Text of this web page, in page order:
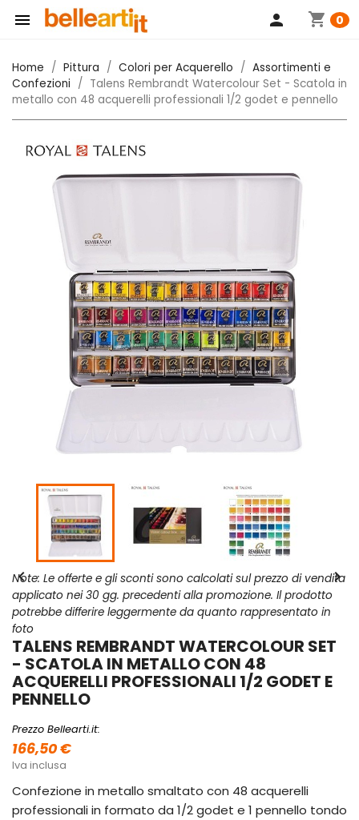
 shopping_cart 0
person
Home Pittura Colori per Acquerello
Assortimenti e
Confezioni
Talens Rembrandt Watercolour Set - Scatola in
metallo con 48 acquerelli professionali 1/2 godet e pennello
 
Note: Le offerte e gli sconti sono calcolati sul prezzo di vendita
applicato nei 30 gg. precedenti alla promozione. Il prodotto
potrebbe differire leggermente da quanto rappresentato in
foto
TALENS REMBRANDT WATERCOLOUR SET
- SCATOLA IN METALLO CON 48
ACQUERELLI PROFESSIONALI 1/2 GODET E
PENNELLO
Prezzo Bellearti.it:
166,50 €
Iva inclusa
Confezione in metallo smaltato con 48 acquerelli
professionali in formato da 1/2 godet e 1 pennello tondo